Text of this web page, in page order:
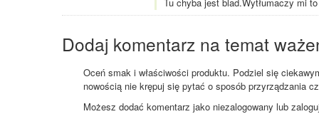
Dodaj komentarz na temat
Oceń smak i właściwości produktu. Podziel się
nowością nie krępuj się pytać o sposób przyrządzania
Możesz dodać komentarz jako niezalogowany lub